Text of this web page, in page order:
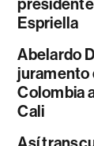
Espriella
Abelardo
juramento
Colombia
Cali